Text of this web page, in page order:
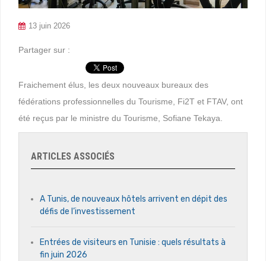
13 juin 2026
Partager sur :
Fraichement élus, les deux nouveaux bureaux des
fédérations professionnelles du Tourisme, Fi2T et FTAV, ont
été reçus par le ministre du Tourisme, Sofiane Tekaya.
ARTICLES ASSOCIÉS
A Tunis, de nouveaux hôtels arrivent en dépit des
défis de l’investissement
Entrées de visiteurs en Tunisie : quels résultats à
fin juin 2026